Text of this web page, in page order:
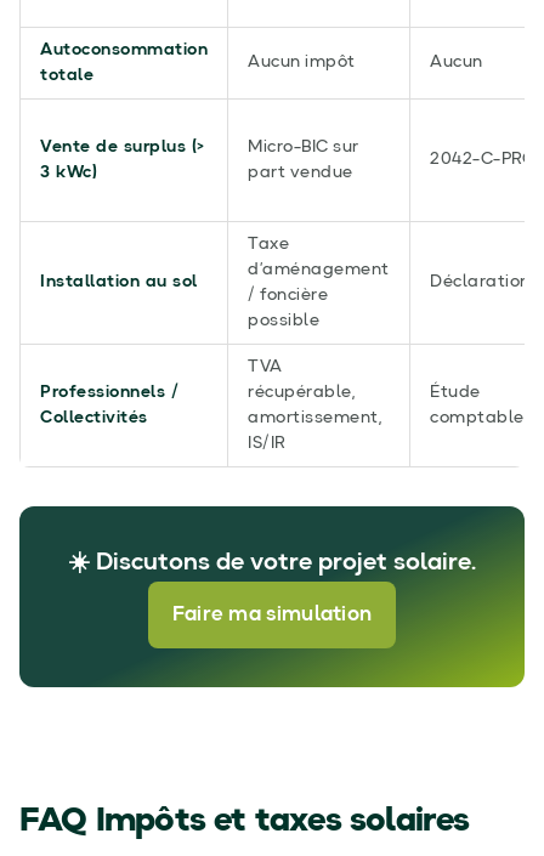
Autoconsommation
totale
Aucun impôt Aucun
Vente de surplus (>
3 kWc)
Micro-BIC sur
part vendue
2042-C-PRO
Installation au sol
Taxe
d’aménagement
/ foncière
possible
Déclaration
Professionnels /
Collectivités
TVA
récupérable,
amortissement,
IS/IR
Étude
comptable/
☀️ Discutons de votre projet solaire.
Faire ma simulation
FAQ Impôts et taxes solaires